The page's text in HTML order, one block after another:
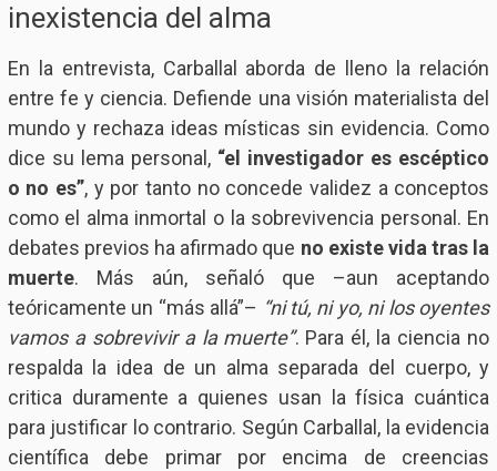
inexistencia del alma
En la entrevista, Carballal aborda de lleno la relación
entre fe y ciencia. Defiende una visión materialista del
mundo y rechaza ideas místicas sin evidencia. Como
dice su lema personal, “el investigador es escéptico
o no es”, y por tanto no concede validez a conceptos
como el alma inmortal o la sobrevivencia personal. En
debates previos ha afirmado que no existe vida tras la
muerte. Más aún, señaló que –aun aceptando
teóricamente un “más allá”– “ni tú, ni yo, ni los oyentes
vamos a sobrevivir a la muerte”. Para él, la ciencia no
respalda la idea de un alma separada del cuerpo, y
critica duramente a quienes usan la física cuántica
para justificar lo contrario. Según Carballal, la evidencia
científica debe primar por encima de creencias